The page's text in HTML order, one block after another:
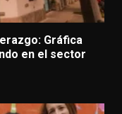
Gráfica
en el sector